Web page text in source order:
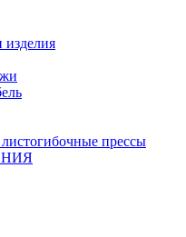
изделия
прессы